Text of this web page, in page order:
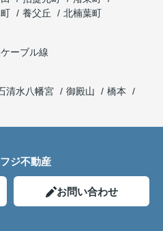
養父丘
北楠葉町
ーブル線
清水八幡宮 御殿山
橋本
ジ不動産
お問い合わせ